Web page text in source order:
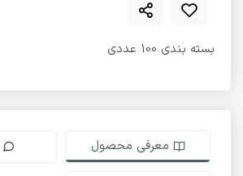
بسته بندی 100 عددی
معرفی محصول